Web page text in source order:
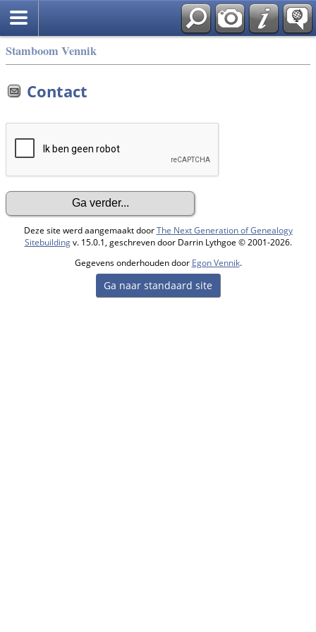
Stamboom Vennik
Contact
Deze site werd aangemaakt doorThe Next Generation of Genealogy
Sitebuildingv. 15.0.1, geschreven door Darrin Lythgoe © 2001-2026.
Gegevens onderhouden door Egon Vennik.
Ga naar standaard site